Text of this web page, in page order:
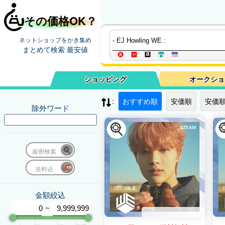
その価格OK？
ネットショップをかき集め
まとめて検索 最安値
ショッピング オークシ
除外ワード
厳密検索
送料込
金額絞込
~
: おすすめ順 安価順 安価